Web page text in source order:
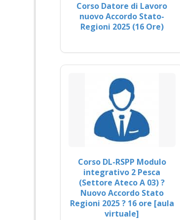
Corso Datore di Lavoro
nuovo Accordo Stato-
Regioni 2025 (16 Ore)
Corso DL-RSPP Modulo
integrativo 2 Pesca
(Settore Ateco A 03) ?
Nuovo Accordo Stato
Regioni 2025 ? 16 ore [aula
virtuale]